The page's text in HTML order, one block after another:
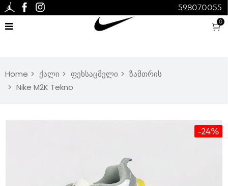
0
598070055
Home ქალი ფეხსაცმელი
ზამთრის
Nike M2K Tekno
-24%